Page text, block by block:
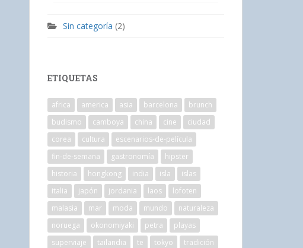
Sin categoría (2)
ETIQUETAS
africa america asia barcelona
brunch
budismo
camboya china cine
ciudad
corea
cultura
escenarios-de-película
fin-de-semana
gastronomía
hipster
historia
hongkong india isla
islas
italia
japón jordania laos
lofoten
malasia
mar moda mundo
naturaleza
noruega
okonomiyaki petra
playas
superviaje
tailandia te tokyo
tradición